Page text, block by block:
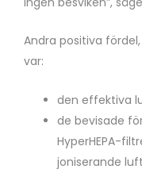
Andra positiva
var:
den effektiva
de bevisade
HyperHEPA-
joniserande